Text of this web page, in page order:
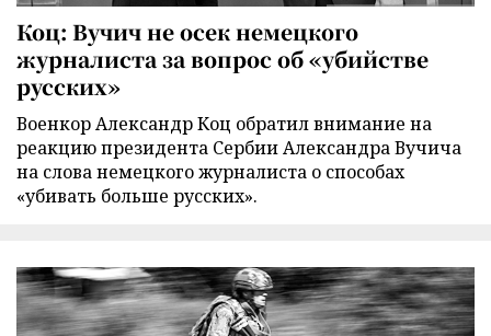
Коц: Вучич не осек немецкого
журналиста за вопрос об «убийстве
русских»
Военкор Александр Коц обратил внимание на
реакцию президента Сербии Александра Вучича
на слова немецкого журналиста о способах
«убивать больше русских».